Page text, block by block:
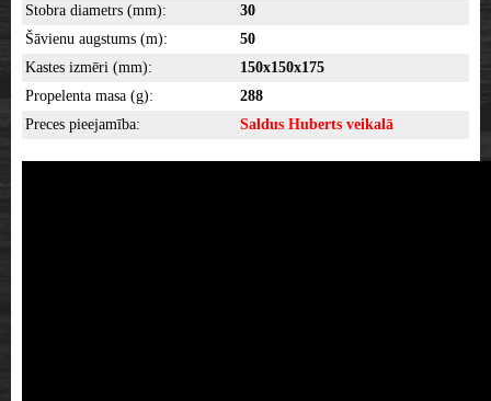
Stobra diametrs (mm):
30
Šāvienu augstums (m):
50
Kastes izmēri (mm):
150x150x175
Propelenta masa (g):
288
Preces pieejamība:
Saldus Huberts veikalā